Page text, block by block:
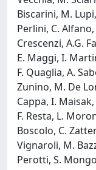
Biscarini, M.
Perlini, C.
Crescenzi, A.G.
E. Maggi, I.
F. Quaglia, A.
Zunino, M. De
Cappa, I.
F. Resta, L.
Boscolo, C.
Vignaroli, M.
Perotti, S.